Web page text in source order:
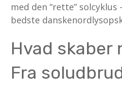
med den “rette” solcyklus
bedste
Hvad skaber
Fra